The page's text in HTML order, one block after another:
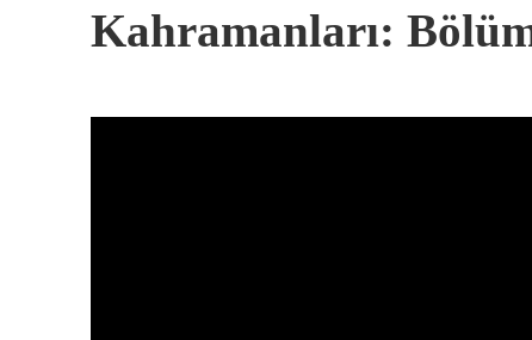
Kahramanları: